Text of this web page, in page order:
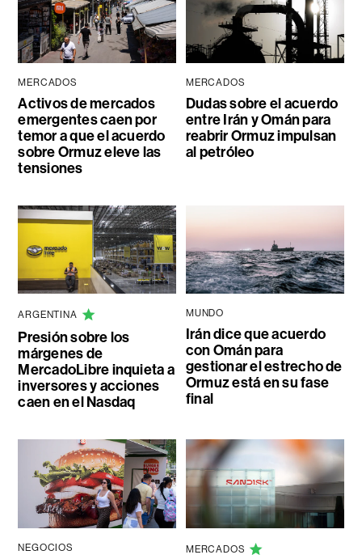
MERCADOS
Activos de mercados
emergentes caen por
temor a que el acuerdo
sobre Ormuz eleve las
tensiones
MERCADOS
Dudas sobre el acuerdo
entre Irán y Omán para
reabrir Ormuz impulsan
al petróleo
ARGENTINA
Presión sobre los
márgenes de
MercadoLibre inquieta a
inversores y acciones
caen en el Nasdaq
MUNDO
Irán dice que acuerdo
con Omán para
gestionar el estrecho de
Ormuz está en su fase
final
NEGOCIOS MERCADOS